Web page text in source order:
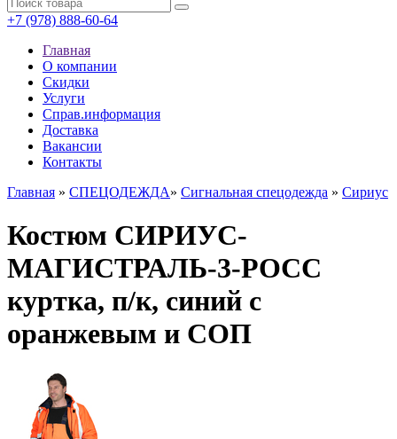
+7 (978) 888-60-64
Главная
О компании
Скидки
Услуги
Справ.информация
Доставка
Вакансии
Контакты
Главная » СПЕЦОДЕЖДА» Сигнальная спецодежда » Сириус
Костюм СИРИУС-
МАГИСТРАЛЬ-3-РОСС
куртка, п/к, синий с
оранжевым и СОП